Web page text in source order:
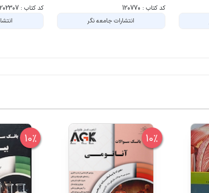
کد کتاب : 120770
انتشارات جامعه نگر
کد کتاب : 202307
10%
10%